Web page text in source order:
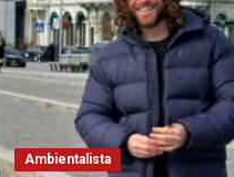
Ambientalista